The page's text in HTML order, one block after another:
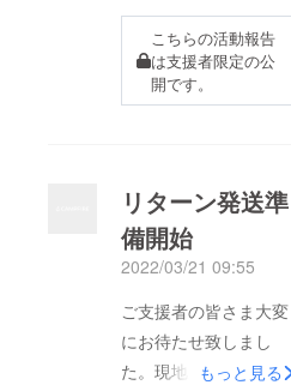
こちらの活動報告
は支援者限定の公
開です。
リターン発送準
備開始
2022/03/21 09:55
ご支援者の皆さま大変
にお待たせ致しまし
た。現地から商品を入
もっと見る